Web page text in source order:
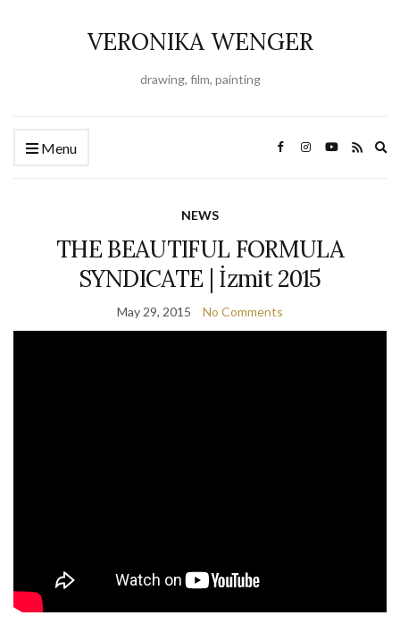
VERONIKA WENGER
drawing, film, painting
Menu
NEWS
THE BEAUTIFUL FORMULA
SYNDICATE | İzmit 2015
May 29, 2015 No Comments